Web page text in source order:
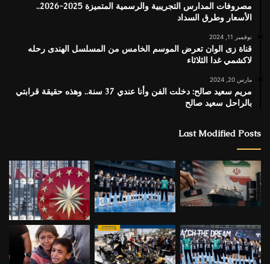
مصروفات المدارس التجريبية والرسمية المتميزة 2025-2026..
الأسعار وطرق السداد
نوفمبر 11, 2024
قناة زى الوان تعرض الموسم الخامس من المسلسل الهندى رحله
لاكشمي غدا الثلاثاء
مارس 20, 2024
مريم سعيد صالح: دخلت الفن وأنا عندي 37 سنة.. وهذه حقيقة قرابتي
بالراحل سعيد صالح
Last Modified Posts